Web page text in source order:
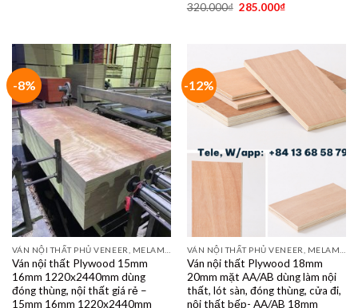
320.000₫ 285.000₫
-8%
VÁN NỘI THẤT PHỦ VENEER, MELAMINE, LAMINATE, PLYWOOD BINTANGOR, PITAGO, OKUME, BIRCH, POPLAR, SỒI, ÓC CHÓ, THÔNG, XOAN ĐÀO....
Ván nội thất Plywood 15mm
16mm 1220x2440mm dùng
đóng thùng, nội thất giá rẻ –
15mm 16mm 1220x2440mm
-12%
VÁN NỘI THẤT PHỦ VENEER, MELAMINE, LAMINATE, PLYWOOD BINTANGOR, PITAGO, OKUME, BIRCH, POPLAR, SỒI, ÓC CHÓ, THÔNG, XOAN ĐÀO....
Ván nội thất Plywood 18mm
20mm mặt AA/AB dùng làm nội
thất, lót sàn, đóng thùng, cửa đi,
nội thất bếp- AA/AB 18mm